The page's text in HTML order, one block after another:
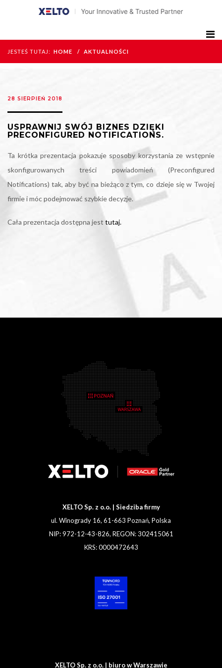
JESTEŚ TUTAJ: HOME AKTUALNOŚCI
28 SIERPIEŃ 2018
USPRAWNIJ SWÓJ BIZNES DZIĘKI
PRECONFIGURED NOTIFICATIONS.
Ta krótka prezentacja pokazuje sposoby korzystania ze wstępnie
skonfigurowanych treści powiadomień (Preconfigured
Notifications) tak, aby być na bieżąco z tym, co dzieje się w Twojej
firmie i móc podejmować szybkie decyzje.
Cała prezentacja dostępna jest tutaj.
XELTO Sp. z o.o. | Siedziba firmy
ul. Winogrady 16, 61-663 Poznań, Polska
NIP: 972-12-43-826, REGON: 302415061
KRS: 0000472643
XELTO Sp. z o.o. | biuro w Warszawie